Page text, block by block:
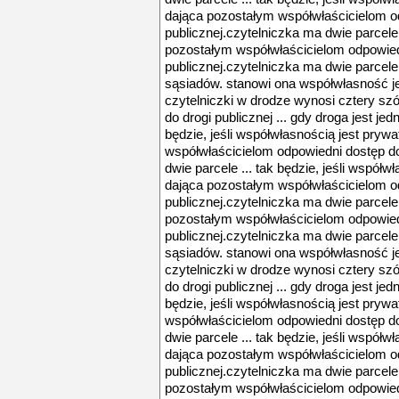
dająca pozostałym współwłaścicielom
publicznej.czytelniczka ma dwie
pozostałym współwłaścicielom
publicznej.czytelniczka ma dwie
sąsiadów. stanowi ona współwłasność
czytelniczki w drodze wynosi cztery
do drogi publicznej ... gdy droga jest
będzie, jeśli współwłasnością jest
współwłaścicielom odpowiedni dostęp
dwie parcele ... tak będzie, jeśli
dająca pozostałym współwłaścicielom
publicznej.czytelniczka ma dwie
pozostałym współwłaścicielom
publicznej.czytelniczka ma dwie
sąsiadów. stanowi ona współwłasność
czytelniczki w drodze wynosi cztery
do drogi publicznej ... gdy droga jest
będzie, jeśli współwłasnością jest
współwłaścicielom odpowiedni dostęp
dwie parcele ... tak będzie, jeśli
dająca pozostałym współwłaścicielom
publicznej.czytelniczka ma dwie
pozostałym współwłaścicielom